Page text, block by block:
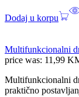
Dodaj u korpu
Multifunkcionalni
price was: 11,99
Multifunkcionalni
praktično